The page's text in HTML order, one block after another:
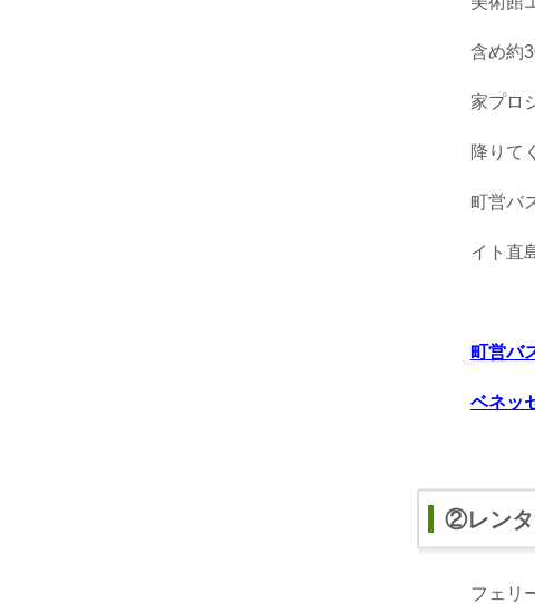
含め約30
家プロジェ
降り て
町営バスの
イト直
町営バ
ベネッ
②レンタ
フェリーの